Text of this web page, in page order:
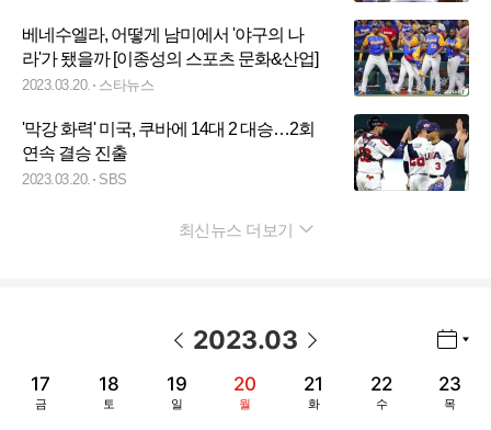
베네수엘라, 어떻게 남미에서 '야구의 나
라'가 됐을까 [이종성의 스포츠 문화&산업]
2023.03.20. 스타뉴스
'막강 화력' 미국, 쿠바에 14대 2 대승…2회
연속 결승 진출
2023.03.20. SBS
최신뉴스 더보기
2023.03
17
금
18
토
19
일
20
월
21
화
22
수
23
목